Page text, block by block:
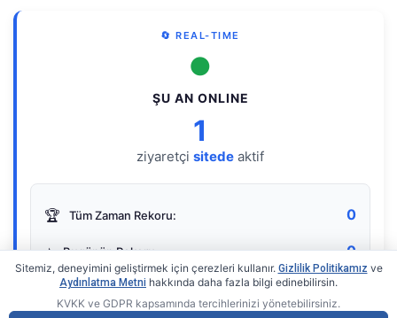
🔄 REAL-TIME
●
ŞU AN ONLINE
1
ziyaretçi sitede aktif
🏆 Tüm Zaman Rekoru: 0
⭐ Bugünün Rekoru: 0
Sitemiz, deneyimini geliştirmek için çerezleri kullanır. Gizlilik Politikamız ve
Aydınlatma Metni hakkında daha fazla bilgi edinebilirsin.
KVKK ve GDPR kapsamında tercihlerinizi yönetebilirsiniz.